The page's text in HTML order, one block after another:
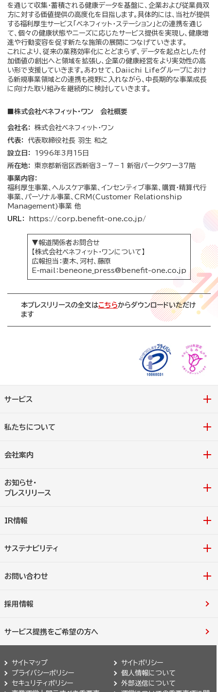
を通じて収集・蓄積される健康データを基盤に、企業および従業員双
方に対する価値提供の高度化を目指します。具体的には、当社が提供
する福利厚生サービス「ベネフィット・ステーション」との連携を通じ
て、個々の健康状態やニーズに応じたサービス提供を実現し、健康増
進や行動変容を促す新たな施策の展開につなげていきます。
これにより、従来の業務効率化にとどまらず、データを起点とした付
加価値の創出へと領域を拡張し、企業の健康経営をより実効性の高
い形で支援していきます。あわせて、Daiichi Lifeグループにおけ
る新規事業領域との連携も視野に入れながら、中長期的な事業成長
に向けた取り組みを継続的に検討していきます。
■株式会社ベネフィット・ワン 会社概要
会社名：
株式会社ベネフィット・ワン
代表：
代表取締役社長 羽生 和之
設立日：
1996年3月15日
所在地：
東京都新宿区西新宿3－7－1 新宿パークタワー37階
事業内容：
福利厚生事業、ヘルスケア事業、インセンティブ事業、購買・精算代行
事業、パーソナル事業、CRM(Customer Relationship
Management)事業 他
URL：
https://corp.benefit-one.co.jp/
▼報道関係者お問合せ
【株式会社ベネフィット・ワンについて】
広報担当：妻木、河村、藤原
E-mail： beneone_press@benefit-one.co.jp
本プレスリリースの全文はこちらからダウンロードいただけ
ます
サービス
私たちについて
会社案内
お知らせ・
プレスリリース
IR情報
サステナビリティ
お問い合わせ
採用情報
サービス提携をご希望の方へ
サイトマップ
サイトポリシー
プライバシーポリシー
個人情報について
セキュリティポリシー
外部送信について